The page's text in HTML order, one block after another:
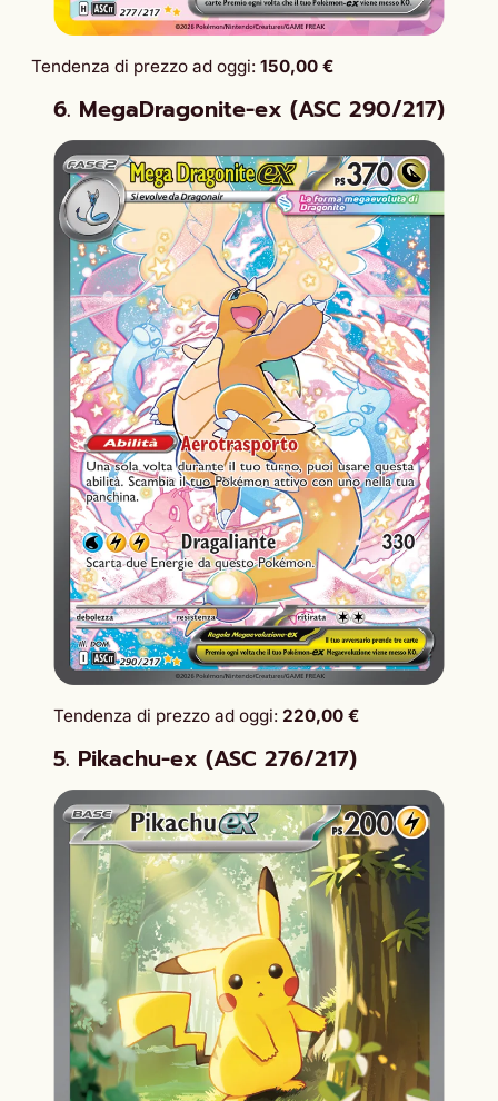
Tendenza di prezzo ad oggi: 150,00 €
6. MegaDragonite-ex (ASC 290/217)
Tendenza di prezzo ad oggi: 220,00 €
5. Pikachu-ex (ASC 276/217)